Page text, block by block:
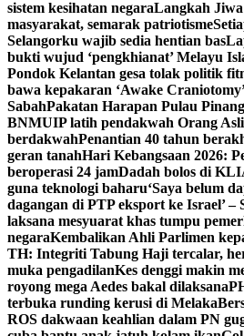
sistem kesihatan negaraLangkah
masyarakat, semarak patriotisme
Selangorku wajib sedia hentian bas
bukti wujud ‘pengkhianat’ Melayu
Pondok Kelantan gesa tolak politik
bawa kepakaran ‘Awake
SabahPakatan Harapan Pulau
BNMUIP latih pendakwah Orang
berdakwahPenantian 40 tahun
geran tanahHari Kebangsaan 2026:
beroperasi 24 jamDadah bolos di
guna teknologi baharu‘Saya belum
dagangan di PTP eksport ke Israel’ –
laksana mesyuarat khas tumpu
negaraKembalikan Ahli Parlimen
TH: Integriti Tabung Haji tercalar,
muka pengadilanKes denggi makin
royong mega Aedes bakal dilaksana
terbuka runding kerusi di Melaka
ROS dakwaan keahlian dalam PN